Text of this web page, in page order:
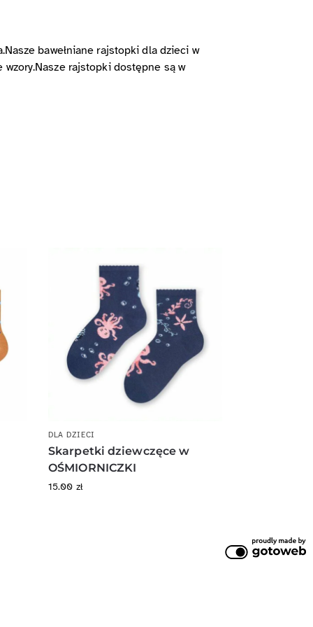
bawełniane rajstopki dla dzieci w
rajstopki dostępne są w
DLA DZIECI
Skarpetki dziewczęce w
OŚMIORNICZKI
15.00 zł